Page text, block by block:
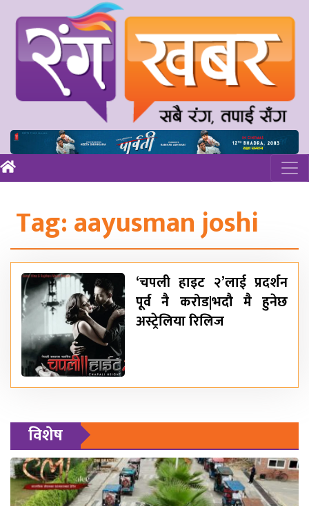
Tag:aayusman joshi
‘चपली हाइट २’लाई प्रदर्शन
पूर्व नै करोड|भदौ मै हुनेछ
अस्ट्रेलिया रिलिज
विशेष